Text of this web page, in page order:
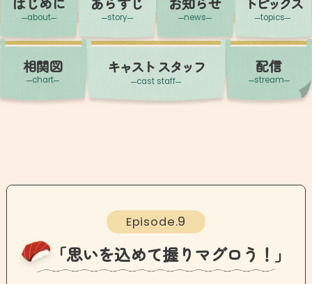
about story news topics
相関図
chart
キャスト スタッフ
cast staff
配信
stream
Episode.9
「思いを込めて握りマグロう！」